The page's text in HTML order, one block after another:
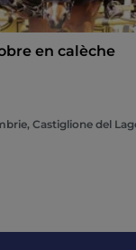
en calèche
Castiglione del